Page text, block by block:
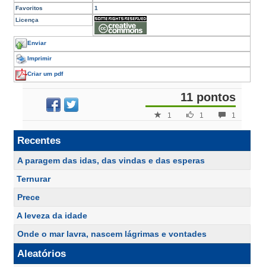
Favoritos
1
Licença
Enviar
Imprimir
Criar um pdf
11 pontos
1
1
1
Recentes
A paragem das idas, das vindas e das esperas
Ternurar
Prece
A leveza da idade
Onde o mar lavra, nascem lágrimas e vontades
Aleatórios